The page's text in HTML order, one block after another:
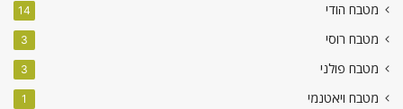
מטבח הודי 14
מטבח רוסי 3
מטבח פולני 3
מטבח ויאטנמי 1